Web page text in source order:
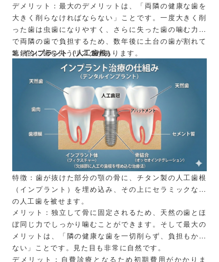
デメリット：最大のデメリットは、「両隣の健康な歯を
大きく削らなければならない」ことです。一度大きく削
った歯は虫歯になりやすく、さらに失った歯の噛む力ま
で両隣の歯で負担するため、数年後に土台の歯が割れて
連鎖的に歯を失うリスクがあります。
3. インプラント（人工歯根）
特徴：歯が抜けた部分の顎の骨に、チタン製の人工歯根
（インプラント）を埋め込み、その上にセラミックなど
の人工歯を被せます。
メリット：独立して骨に固定されるため、天然の歯とほ
ぼ同じ力でしっかり噛むことができます。そして最大の
メリットは、「隣の健康な歯を一切削らず、負担もかけ
ない」ことです。見た目も非常に自然です。
デメリット：自費診療となるため初期費用がかかりま